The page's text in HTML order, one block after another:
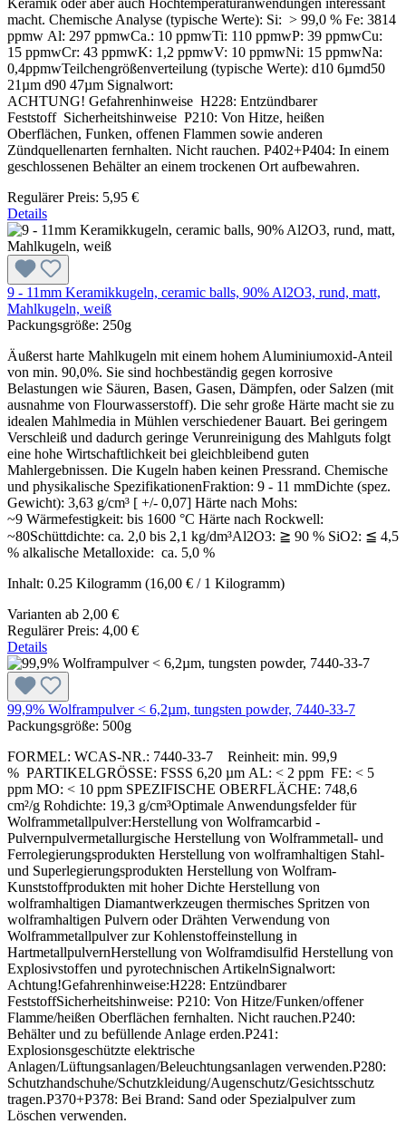
macht. Chemische Analyse (typische Werte): Si: > 99,0 % Fe: 3814
ppmw Al: 297 ppmwCa.: 10 ppmwTi: 110 ppmwP: 39 ppmwCu:
15 ppmwCr: 43 ppmwK: 1,2 ppmwV: 10 ppmwNi: 15 ppmwNa:
0,4ppmwTeilchengrößenverteilung (typische Werte): d10 6µmd50
21µm d90 47µm Signalwort:
ACHTUNG! Gefahrenhinweise H228: Entzündbarer
Feststoff Sicherheitshinweise P210: Von Hitze, heißen
Oberflächen, Funken, offenen Flammen sowie anderen
Zündquellenarten fernhalten. Nicht rauchen. P402+P404: In einem
geschlossenen Behälter an einem trockenen Ort aufbewahren.
Regulärer Preis: 5,95 €
Details
9 - 11mm Keramikkugeln, ceramic balls, 90% Al2O3, rund, matt,
Mahlkugeln, weiß
Packungsgröße: 250g
Äußerst harte Mahlkugeln mit einem hohem Aluminiumoxid-Anteil
von min. 90,0%. Sie sind hochbeständig gegen korrosive
Belastungen wie Säuren, Basen, Gasen, Dämpfen, oder Salzen (mit
ausnahme von Flourwasserstoff). Die sehr große Härte macht sie zu
idealen Mahlmedia in Mühlen verschiedener Bauart. Bei geringem
Verschleiß und dadurch geringe Verunreinigung des Mahlguts folgt
eine hohe Wirtschaftlichkeit bei gleichbleibend guten
Mahlergebnissen. Die Kugeln haben keinen Pressrand. Chemische
und physikalische SpezifikationenFraktion: 9 - 11 mmDichte (spez.
Gewicht): 3,63 g/cm³ [ +/- 0,07] Härte nach Mohs:
~9 Wärmefestigkeit: bis 1600 °C Härte nach Rockwell:
~80Schüttdichte: ca. 2,0 bis 2,1 kg/dm³Al2O3: ≧ 90 % SiO2: ≦ 4,5
% alkalische Metalloxide: ca. 5,0 %
Inhalt: 0.25 Kilogramm (16,00 € / 1 Kilogramm)
Varianten ab 2,00 €
Regulärer Preis: 4,00 €
Details
99,9% Wolframpulver < 6,2µm, tungsten powder, 7440-33-7
Packungsgröße: 500g
FORMEL: WCAS-NR.: 7440-33-7 Reinheit: min. 99,9
% PARTIKELGRÖSSE: FSSS 6,20 µm AL: < 2 ppm FE: < 5
ppm MO: < 10 ppm SPEZIFISCHE OBERFLÄCHE: 748,6
cm²/g Rohdichte: 19,3 g/cm³Optimale Anwendungsfelder für
Wolframmetallpulver:Herstellung von Wolframcarbid -
Pulvernpulvermetallurgische Herstellung von Wolframmetall- und
Ferrolegierungsprodukten Herstellung von wolframhaltigen Stahl-
und Superlegierungsprodukten Herstellung von Wolfram-
Kunststoffprodukten mit hoher Dichte Herstellung von
wolframhaltigen Diamantwerkzeugen thermisches Spritzen von
wolframhaltigen Pulvern oder Drähten Verwendung von
Wolframmetallpulver zur Kohlenstoffeinstellung in
HartmetallpulvernHerstellung von Wolframdisulfid Herstellung von
Explosivstoffen und pyrotechnischen ArtikelnSignalwort:
Achtung!Gefahrenhinweise:H228: Entzündbarer
FeststoffSicherheitshinweise: P210: Von Hitze/Funken/offener
Flamme/heißen Oberflächen fernhalten. Nicht rauchen.P240:
Behälter und zu befüllende Anlage erden.P241:
Explosionsgeschützte elektrische
Anlagen/Lüftungsanlagen/Beleuchtungsanlagen verwenden.P280:
Schutzhandschuhe/Schutzkleidung/Augenschutz/Gesichtsschutz
tragen.P370+P378: Bei Brand: Sand oder Spezialpulver zum
Löschen verwenden.